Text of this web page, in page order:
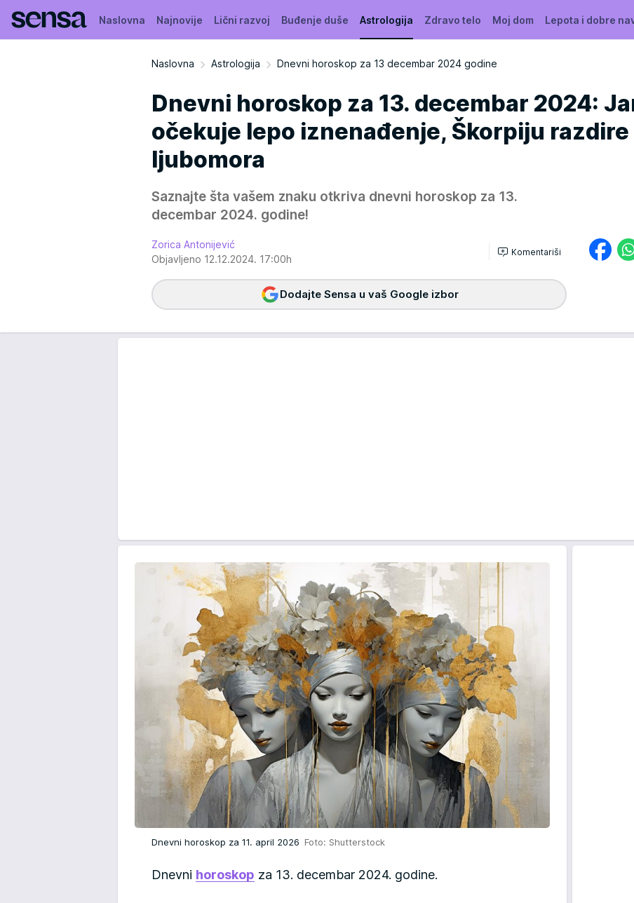
Naslovna Najnovije Lični razvoj Buđenje duše Astrologija Zdravo telo Moj dom Lepota i dobre
Naslovna Astrologija Dnevni horoskop za 13 decembar 2024 godine
Dnevni horoskop za 13. decembar 2024:
očekuje lepo iznenađenje, Škorpiju razdire
ljubomora
Saznajte šta vašem znaku otkriva dnevni horoskop za 13.
decembar 2024. godine!
Zorica Antonijević
Objavljeno 12.12.2024. 17:00h
Komentariši
Dodajte Sensa u vaš Google izbor
Dnevni horoskop za 11. april 2026 Foto: Shutterstock
Dnevni horoskop za 13. decembar 2024. godine.